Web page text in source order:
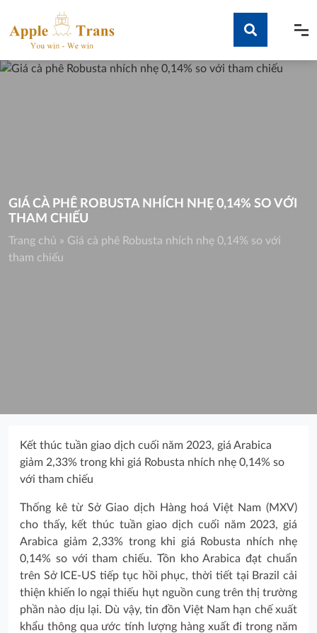
content
Tìm kiếm
GIÁ CÀ PHÊ ROBUSTA NHÍCH NHẸ 0,14% SO VỚI
THAM CHIẾU
Trang chủ » Giá cà phê Robusta nhích nhẹ 0,14% so với
tham chiếu
Kết thúc tuần giao dịch cuối năm 2023, giá Arabica
giảm 2,33% trong khi giá Robusta nhích nhẹ 0,14% so
với tham chiếu
Thống kê từ Sở Giao dịch Hàng hoá Việt Nam (MXV)
cho thấy, kết thúc tuần giao dịch cuối năm 2023, giá
Arabica giảm 2,33% trong khi giá Robusta nhích nhẹ
0,14% so với tham chiếu. Tồn kho Arabica đạt chuẩn
trên Sở ICE-US tiếp tục hồi phục, thời tiết tại Brazil cải
thiện khiến lo ngại thiếu hụt nguồn cung trên thị trường
phần nào dịu lại. Dù vậy, tin đồn Việt Nam hạn chế xuất
khẩu thông qua ước tính lượng hàng xuất đi trong năm